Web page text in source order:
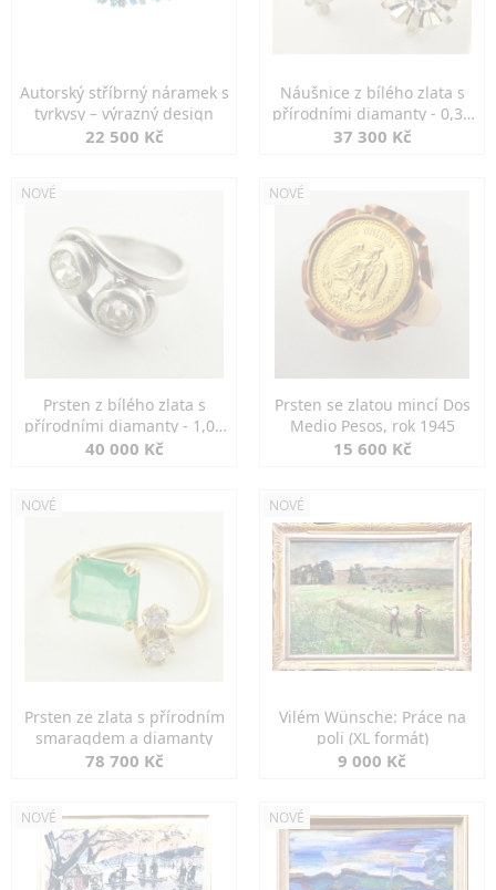
Autorský stříbrný náramek s
tyrkysy – výrazný design
22 500 Kč
Náušnice z bílého zlata s
přírodními diamanty - 0,30
ct
37 300 Kč
NOVÉ
Prsten z bílého zlata s
přírodními diamanty - 1,00
ct
40 000 Kč
NOVÉ
Prsten se zlatou mincí Dos
Medio Pesos, rok 1945
15 600 Kč
NOVÉ
Prsten ze zlata s přírodním
smaragdem a diamanty
78 700 Kč
NOVÉ
Vilém Wünsche: Práce na
poli (XL formát)
9 000 Kč
NOVÉ NOVÉ